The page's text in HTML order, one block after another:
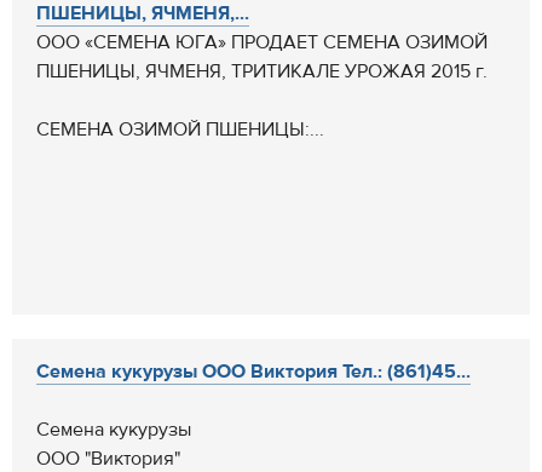
ПШЕНИЦЫ, ЯЧМЕНЯ,...
ООО «СЕМЕНА ЮГА» ПРОДАЕТ СЕМЕНА ОЗИМОЙ
ПШЕНИЦЫ, ЯЧМЕНЯ, ТРИТИКАЛЕ УРОЖАЯ 2015 г.
СЕМЕНА ОЗИМОЙ ПШЕНИЦЫ:...
Семена кукурузы ООО Виктория Тел.: (861)45...
Семена кукурузы
ООО "Виктория"